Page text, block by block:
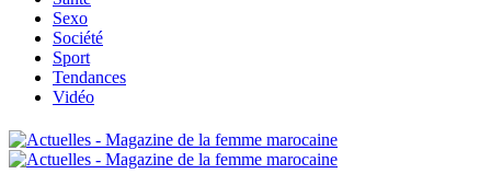
Sexo
Société
Sport
Tendances
Vidéo